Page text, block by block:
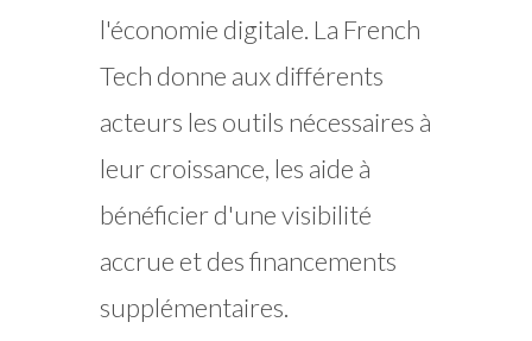
l'économie digitale. La French
Tech donne aux différents
acteurs les outils nécessaires à
leur croissance, les aide à
bénéficier d'une visibilité
accrue et des financements
supplémentaires.